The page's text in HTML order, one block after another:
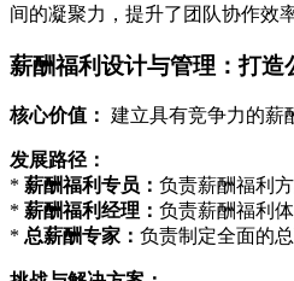
间的凝聚力，提升了团队协作效率
薪酬福利设计与管理：打造
核心价值： 建立具有竞争力的薪
发展路径：
* 薪酬福利专员： 负责薪酬福利
* 薪酬福利经理： 负责薪酬福利
* 总薪酬专家： 负责制定全面的